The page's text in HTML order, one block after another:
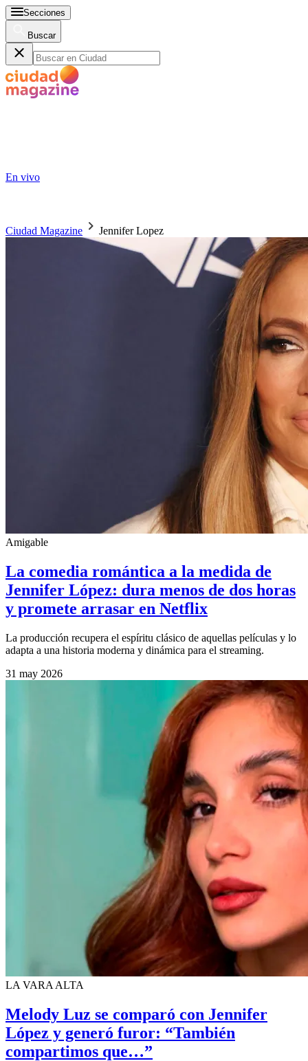
Secciones
Buscar
En vivo
Ciudad Magazine Jennifer Lopez
Amigable
La comedia romántica a la medida de
Jennifer López: dura menos de dos horas
y promete arrasar en Netflix
La producción recupera el espíritu clásico de aquellas películas y lo
adapta a una historia moderna y dinámica para el streaming.
31 may 2026
LA VARA ALTA
Melody Luz se comparó con Jennifer
López y generó furor: “También
compartimos que…”